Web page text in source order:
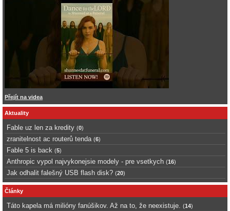
Přejít na videa
Aktuality
Fable uz len za kredity (0)
zranitelnost ac routerů tenda (6)
Fable 5 is back (5)
Anthropic vypol najvykonejsie modely - pre vsetkych (16)
Jak odhalit falešný USB flash disk? (20)
Články
Táto kapela má milióny fanúšikov. Až na to, že neexistuje. (14)